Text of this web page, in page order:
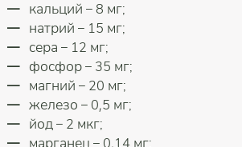
кальций – 8 мг;
натрий – 15 мг;
сера – 12 мг;
фосфор – 35 мг;
магний – 20 мг;
железо – 0,5 мг;
йод – 2 мкг;